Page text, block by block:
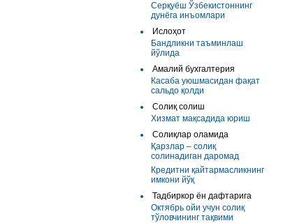
Серқуёш Ўзбекистоннинг
дунёга инъомлари
Ислоҳот
Бандликни таъминлаш
йўлида
Амалий бухгалтерия
Касаба уюшмасидан фақат
сальдо қолди
Солиқ солиш
Хизмат мақсадида юриш
Солиқлар оламида
Қарзлар – солиқ
солинадиган даромад
Кредитни қайтармасликнинг
имкони йўқ
Тадбиркор ён дафтарига
Октябрь ойи учун солиқ
тўловчининг тақвими